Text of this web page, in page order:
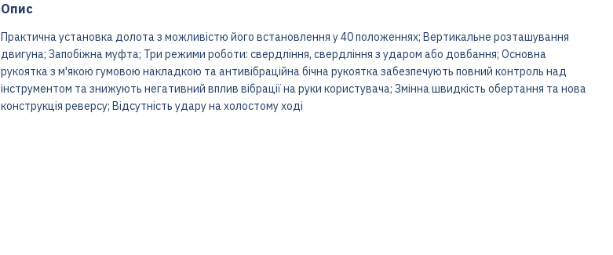
Опис
Практична установка долота з можливістю його встановлення у 40 положеннях; Вертикальне розташування
двигуна; Запобіжна муфта; Три режими роботи: свердління, свердління з ударом або довбання; Основна
рукоятка з м'якою гумовою накладкою та антивібраційна бічна рукоятка забезпечують повний контроль над
інструментом та знижують негативний вплив вібрації на руки користувача; Змінна швидкість обертання та нова
конструкція реверсу; Відсутність удару на холостому ході